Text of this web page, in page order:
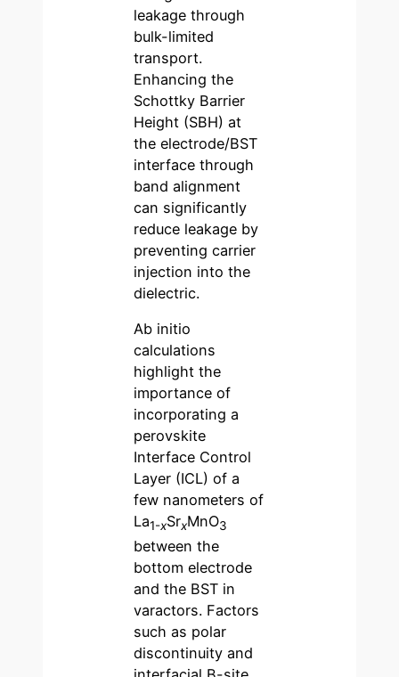
leakage through
bulk-limited
transport.
Enhancing the
Schottky Barrier
Height (SBH) at
the electrode/BST
interface through
band alignment
can significantly
reduce leakage by
preventing carrier
injection into the
dielectric.
Ab initio
calculations
highlight the
importance of
incorporating a
perovskite
Interface Control
Layer (ICL) of a
few nanometers of
La1-xSrxMnO3
between the
bottom electrode
and the BST in
varactors. Factors
such as polar
discontinuity and